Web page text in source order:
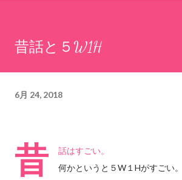
昔話と５W1H
6月 24, 2018
昔
話はすごい。
何かというと５W１Hがすごい。